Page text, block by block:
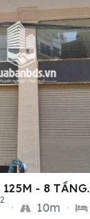
125M - 8
2
· 10m ·